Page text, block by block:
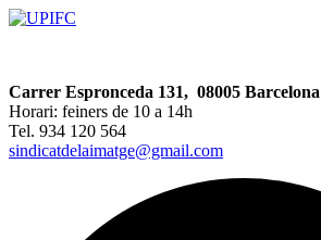
Carrer Espronceda 131, 08005 Barcelona
Horari: feiners de 10 a 14h
Tel. 934 120 564
sindicatdelaimatge@gmail.com